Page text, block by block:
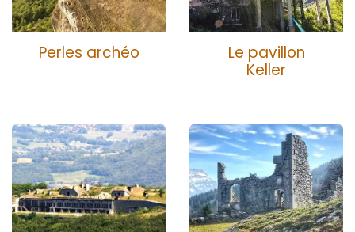
Perles archéo
Le pavillon
Keller